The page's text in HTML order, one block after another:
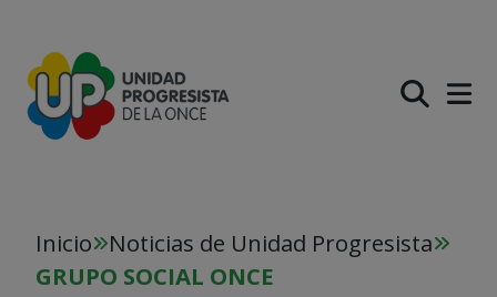
Inicio
Noticias de Unidad Progresista
GRUPO SOCIAL ONCE